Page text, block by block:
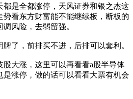
都是全都涨停，天风证券和银之杰这
看东方财富能不能继续板，断板的
风险，去弱留强。
了，前排买不进，后排可以套利。
大涨，这里可以再看看a股半导体
涨停，做的话可以看看大票有机会